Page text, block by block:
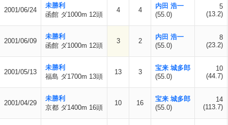
2001/06/24
未勝利
函館 ダ1000m 12頭
4 4
内田 浩一
(55.0)
5
(13.2)
2001/06/09
未勝利
函館 ダ1000m 12頭
3 2
内田 浩一
(55.0)
8
(23.2)
2001/05/13
未勝利
福島 ダ1700m 13頭
13 3
宝来 城多郎
(55.0)
10
(44.7)
2001/04/29
未勝利
京都 ダ1400m 16頭
10 16
宝来 城多郎
(55.0)
14
(113.7)